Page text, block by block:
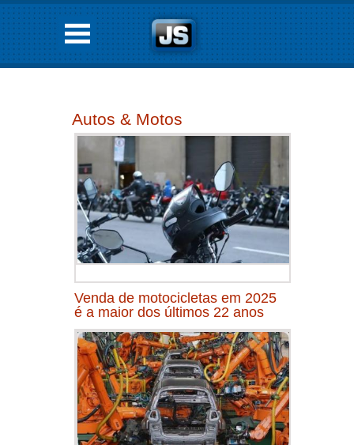
Autos & Motos
Venda de motocicletas em 2025
é a maior dos últimos 22 anos